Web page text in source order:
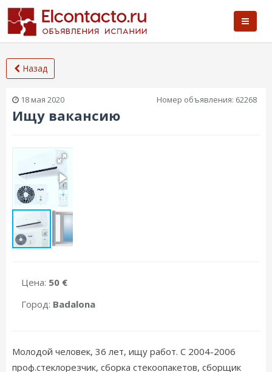
Назад
18 мая 2020 Номер объявления: 62268
Ищу вакансию
Цена: 50 €
Город: Badalona
Молодой человек, 36 лет, ищу работ. С 2004-2006
проф.стеклорезчик, сборка стекоопакетов, сборщик